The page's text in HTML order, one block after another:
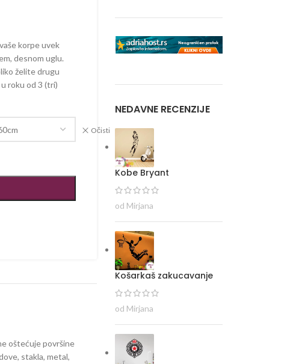
vaše korpe uvek
desnom uglu.
želite drugu
u roku od 3 (tri)
Očisti
oštećuje površine
stakla, metal,
NEDAVNE RECENZIJE
Kobe Bryant
od Mirjana
Košarkaš zakucavanje
od Mirjana